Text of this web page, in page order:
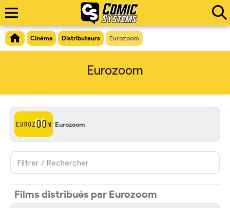
Cinéma Distributeurs Eurozoom
Eurozoom
Eurozoom
Filtrer / Rechercher
Films distribués par Eurozoom